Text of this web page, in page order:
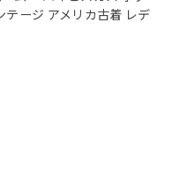
テージ アメリカ古着 レデ